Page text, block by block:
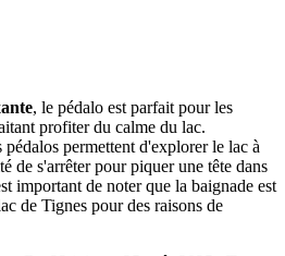
, le pédalo est parfait pour les
profiter du calme du lac.
permettent d'explorer le lac à
de s'arrêter pour piquer une tête dans
important de noter que la baignade est
de Tignes pour des raisons de